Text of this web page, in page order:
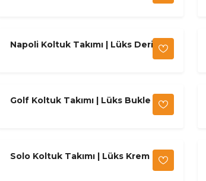
Napoli Koltuk Takımı | Lüks Deri
Golf Koltuk Takımı | Lüks Bukle
Solo Koltuk Takımı | Lüks Krem &